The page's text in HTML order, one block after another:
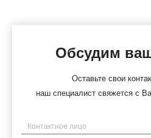
Обсудим
Оставьте свои
наш специалист свяжется с
Имя